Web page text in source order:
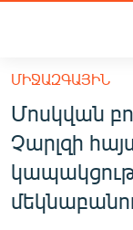
հիմնական
բովանդակությանը
Անցնել
հիմնական
մենյուին
Որոնում
ՀԱՅԱՍՏԱՆ
ՔԱՂԱՔԱԿԱՆ
ՄԻՋԱԶԳԱՅԻՆ
Մոսկվան
Չարլզի